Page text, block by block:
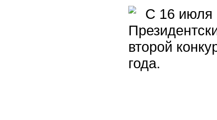
С 16 июля
второй
года.